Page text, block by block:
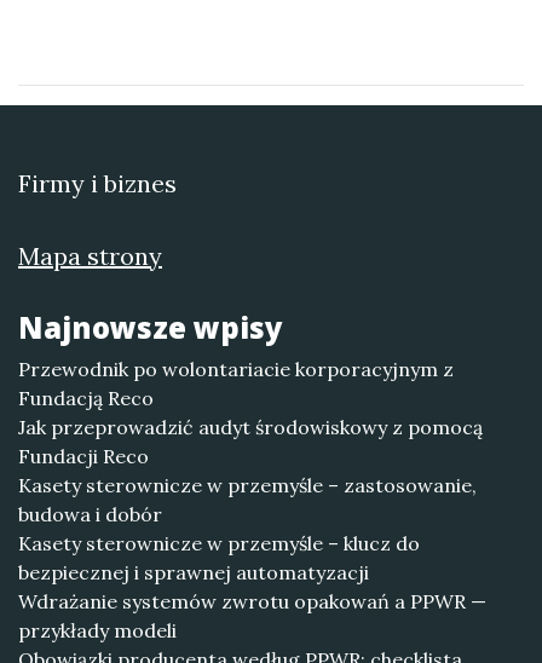
Firmy i biznes
Mapa strony
Najnowsze wpisy
Przewodnik po wolontariacie korporacyjnym z
Fundacją Reco
Jak przeprowadzić audyt środowiskowy z pomocą
Fundacji Reco
Kasety sterownicze w przemyśle – zastosowanie,
budowa i dobór
Kasety sterownicze w przemyśle – klucz do
bezpiecznej i sprawnej automatyzacji
Wdrażanie systemów zwrotu opakowań a PPWR —
przykłady modeli